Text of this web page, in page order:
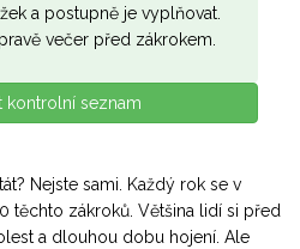
a postupně je vyplňovat.
večer před zákrokem.
kontrolní seznam
Nejste sami. Každý rok se v
těchto zákroků. Většina lidí si před
a dlouhou dobu hojení. Ale